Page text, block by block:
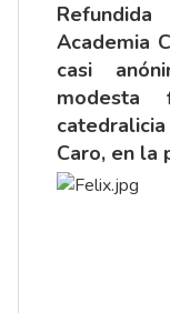
Academia
casi
modesta
Caro, en la